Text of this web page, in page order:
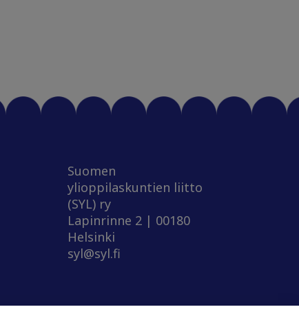
Suomen
ylioppilaskuntien liitto
(SYL) ry
Lapinrinne 2 | 00180
Helsinki
syl@syl.fi